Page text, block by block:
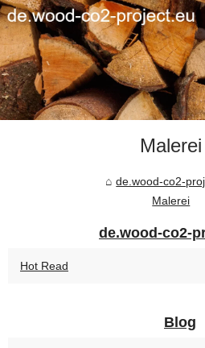
Malerei
de.wood-co2-
Malerei
de.wood-co2-
Hot Read
Blog